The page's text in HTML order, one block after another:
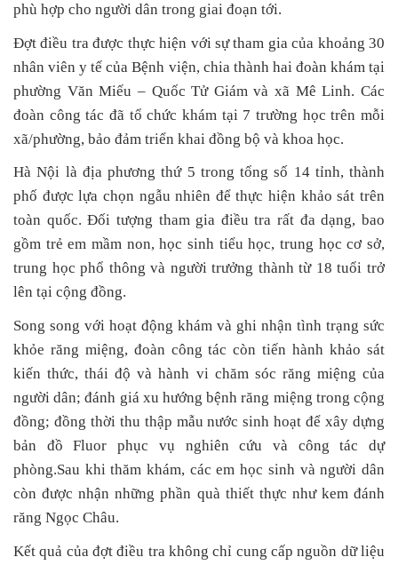
phù hợp cho người dân trong giai đoạn tới.
Đợt điều tra được thực hiện với sự tham gia của khoảng 30
nhân viên y tế của Bệnh viện, chia thành hai đoàn khám tại
phường Văn Miếu – Quốc Tử Giám và xã Mê Linh. Các
đoàn công tác đã tổ chức khám tại 7 trường học trên mỗi
xã/phường, bảo đảm triển khai đồng bộ và khoa học.
Hà Nội là địa phương thứ 5 trong tổng số 14 tỉnh, thành
phố được lựa chọn ngẫu nhiên để thực hiện khảo sát trên
toàn quốc. Đối tượng tham gia điều tra rất đa dạng, bao
gồm trẻ em mầm non, học sinh tiểu học, trung học cơ sở,
trung học phổ thông và người trưởng thành từ 18 tuổi trở
lên tại cộng đồng.
Song song với hoạt động khám và ghi nhận tình trạng sức
khỏe răng miệng, đoàn công tác còn tiến hành khảo sát
kiến thức, thái độ và hành vi chăm sóc răng miệng của
người dân; đánh giá xu hướng bệnh răng miệng trong cộng
đồng; đồng thời thu thập mẫu nước sinh hoạt để xây dựng
bản đồ Fluor phục vụ nghiên cứu và công tác dự
phòng.Sau khi thăm khám, các em học sinh và người dân
còn được nhận những phần quà thiết thực như kem đánh
răng Ngọc Châu.
Kết quả của đợt điều tra không chỉ cung cấp nguồn dữ liệu